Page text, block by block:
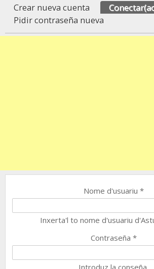
Crear nueva cuenta Conectar
Pidir contraseña nueva
Nome d'usuariu *
Inxerta'l to nome d'usuariu
Contraseña *